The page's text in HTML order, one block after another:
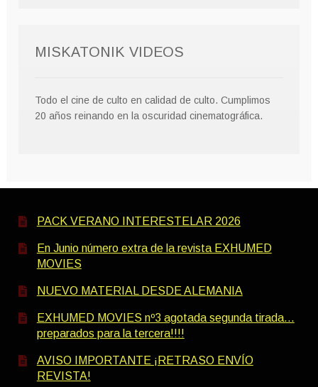
MISKATONIK VIDEOS
Todo el cine de culto en calidad de culto. Cumplimos
20 años reinando en la oscuridad cinematográfica.
PACK VERANO INTERESTELAR 2026
En Junio número extra de la revista EXHUMED
MOVIES
NUEVO MATERIAL DESDE ALEMANIA
EXHUMED MOVIES nº3 agotada segunda tirada…
preparados para la tercera!!!!
AVISO IMPORTANTE ¡RETRASO ENVÍO
REVISTA!